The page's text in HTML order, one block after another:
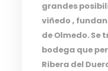
grandes
viñedo ,
de Olmedo. Se
bodega que
Ribera del